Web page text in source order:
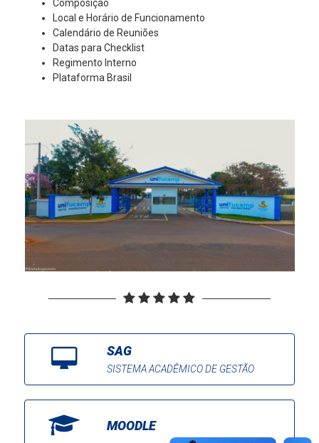
Composição
Local e Horário de Funcionamento
Calendário de Reuniões
Datas para Checklist
Regimento Interno
Plataforma Brasil
SAG
SISTEMA ACADÊMICO DE GESTÃO
MOODLE